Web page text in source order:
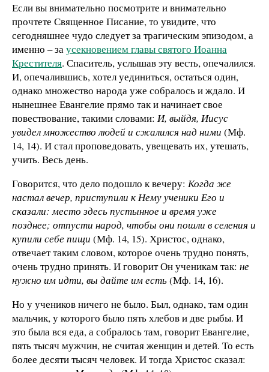
Если вы внимательно посмотрите и внимательно
прочтете Священное Писание, то увидите, что
сегодняшнее чудо следует за трагическим эпизодом, а
именно – заусекновением главы святого Иоанна
Крестителя. Спаситель, услышав эту весть, опечалился.
И, опечалившись, хотел уединиться, остаться один,
однако множество народа уже собралось и ждало. И
нынешнее Евангелие прямо так и начинает свое
повествование, такими словами: И, выйдя, Иисус
увидел множество людей и сжалился над ними (Мф.
14, 14). И стал проповедовать, увещевать их, утешать,
учить. Весь день.
Говорится, что дело подошло к вечеру: Когда же
настал вечер, приступили к Нему ученики Его и
сказали: место здесь пустынное и время уже
позднее; отпусти народ, чтобы они пошли в селения и
купили себе пищи (Мф. 14, 15). Христос, однако,
отвечает таким словом, которое очень трудно понять,
очень трудно принять. И говорит Он ученикам так: не
нужно им идти, вы дайте им есть(Мф. 14, 16).
Но у учеников ничего не было. Был, однако, там один
мальчик, у которого было пять хлебов и две рыбы. И
это была вся еда, а собралось там, говорит Евангелие,
пять тысяч мужчин, не считая женщин и детей. То есть
более десяти тысяч человек. И тогда Христос сказал: